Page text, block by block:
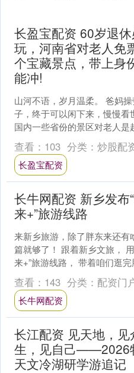
长盈宝配资 60岁退
玩，河南省对老人免
个宝藏景点，带上身
能冲!
山河不语，岁月温柔。 爸妈
子，终于可以闲下来，慢慢看
国内一些省份的景区对老人是
好了，很多拿上身份证就能免
用预约、不限户籍。 要....
查看： 103 分类： 炒股配
长盈宝配资
长牛网配资 新乡发布
来+”旅游线路
来新乡旅游，除了胖东来还有
篇就够了！ 跟着新乡文旅，
来+”旅游线路， 带着咱们逛完
新乡！ 踏牧野名城，品烟火百
行寻凉，....
查看： 143 分类： 配资门
长牛网配资
长江配资 见天地，见
生，见自己——2026
天文冷湖研学游追记